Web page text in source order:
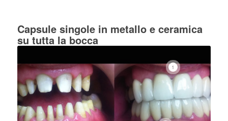
Capsule singole in metallo e ceramica
su tutta la bocca
1